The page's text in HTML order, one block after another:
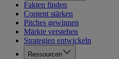
Fakten finden
Content stärken
Pitches gewinnen
Märkte verstehen
Strategien entwickeln
Ressourcen